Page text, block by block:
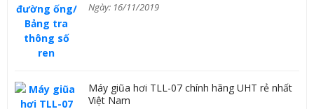
Ngày: 16/11/2019
Máy giũa hơi TLL-07 chính hãng UHT rẻ nhất
Việt Nam